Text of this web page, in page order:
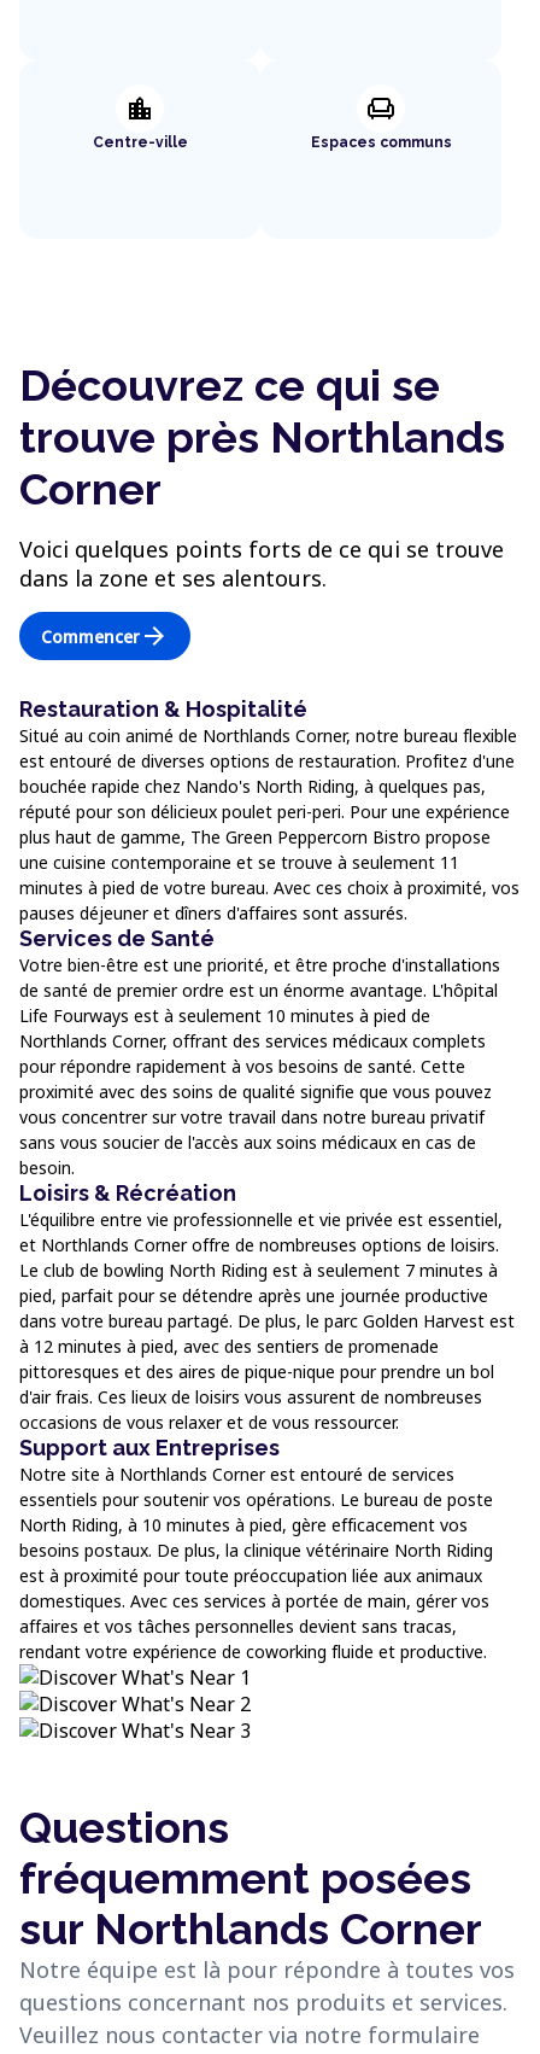
location_city
Centre-ville
chair
Espaces communs
Découvrez ce qui se
trouve près Northlands
Corner
Voici quelques points forts de ce qui se trouve
dans la zone et ses alentours.
Commencerarrow_forward
Restauration & Hospitalité
Situé au coin animé de Northlands Corner, notre bureau flexible
est entouré de diverses options de restauration. Profitez d'une
bouchée rapide chez Nando's North Riding, à quelques pas,
réputé pour son délicieux poulet peri-peri. Pour une expérience
plus haut de gamme, The Green Peppercorn Bistro propose
une cuisine contemporaine et se trouve à seulement 11
minutes à pied de votre bureau. Avec ces choix à proximité, vos
pauses déjeuner et dîners d'affaires sont assurés.
Services de Santé
Votre bien-être est une priorité, et être proche d'installations
de santé de premier ordre est un énorme avantage. L'hôpital
Life Fourways est à seulement 10 minutes à pied de
Northlands Corner, offrant des services médicaux complets
pour répondre rapidement à vos besoins de santé. Cette
proximité avec des soins de qualité signifie que vous pouvez
vous concentrer sur votre travail dans notre bureau privatif
sans vous soucier de l'accès aux soins médicaux en cas de
besoin.
Loisirs & Récréation
L'équilibre entre vie professionnelle et vie privée est essentiel,
et Northlands Corner offre de nombreuses options de loisirs.
Le club de bowling North Riding est à seulement 7 minutes à
pied, parfait pour se détendre après une journée productive
dans votre bureau partagé. De plus, le parc Golden Harvest est
à 12 minutes à pied, avec des sentiers de promenade
pittoresques et des aires de pique-nique pour prendre un bol
d'air frais. Ces lieux de loisirs vous assurent de nombreuses
occasions de vous relaxer et de vous ressourcer.
Support aux Entreprises
Notre site à Northlands Corner est entouré de services
essentiels pour soutenir vos opérations. Le bureau de poste
North Riding, à 10 minutes à pied, gère efficacement vos
besoins postaux. De plus, la clinique vétérinaire North Riding
est à proximité pour toute préoccupation liée aux animaux
domestiques. Avec ces services à portée de main, gérer vos
affaires et vos tâches personnelles devient sans tracas,
rendant votre expérience de coworking fluide et productive.
Questions
fréquemment posées
sur Northlands Corner
Notre équipe est là pour répondre à toutes vos
questions concernant nos produits et services.
Veuillez nous contacter via notre formulaire